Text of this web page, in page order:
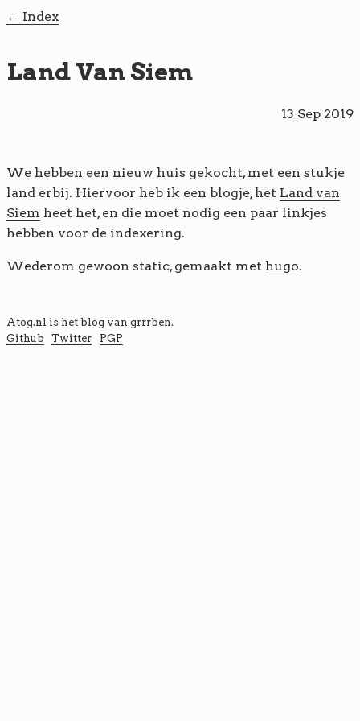
Index
Land Van Siem
13 Sep 2019
We hebben een nieuw huis gekocht, met een stukje
land erbij. Hiervoor heb ik een blogje, het Land van
Siem heet het, en die moet nodig een paar linkjes
hebben voor de indexering.
Wederom gewoon static, gemaakt met hugo.
Atog.nl is het blog van grrrben.
Github
Twitter PGP